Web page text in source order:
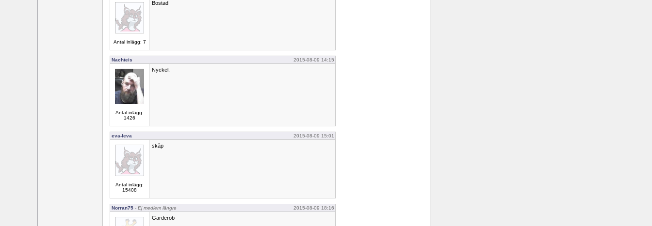
Antal inlägg: 7
Bostad
Nachteis 2015-08-09 14:15
Antal inlägg:
1426
Nyckel.
eva-leva 2015-08-09 15:01
Antal inlägg:
15408
skåp
Norran75 - Ej medlem längre 2015-08-09 18:16
Garderob